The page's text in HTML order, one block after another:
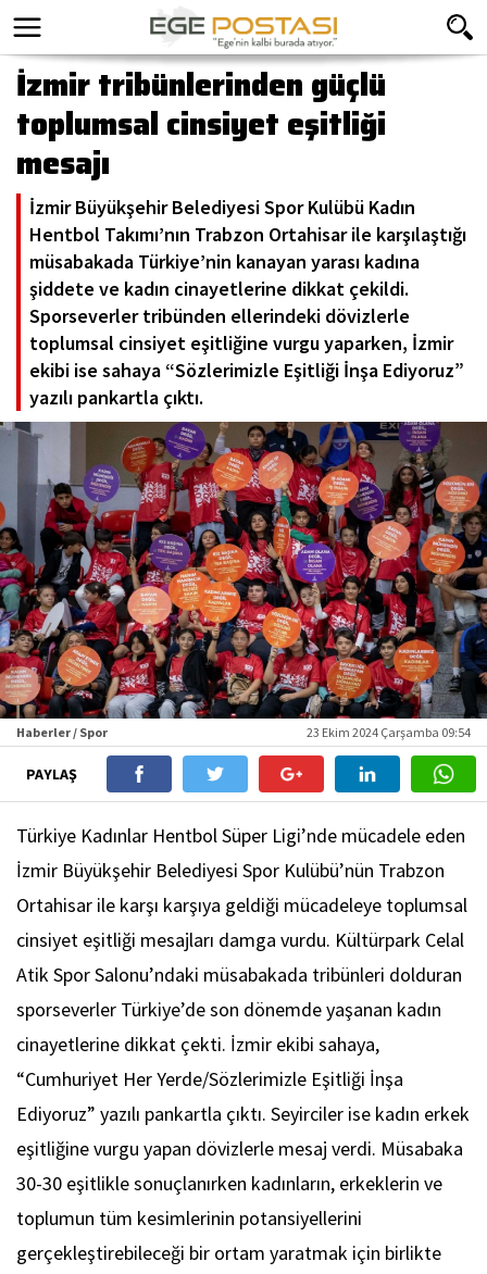
İzmir tribünlerinden güçlü
toplumsal cinsiyet eşitliği
mesajı
İzmir Büyükşehir Belediyesi Spor Kulübü Kadın
Hentbol Takımı’nın Trabzon Ortahisar ile karşılaştığı
müsabakada Türkiye’nin kanayan yarası kadına
şiddete ve kadın cinayetlerine dikkat çekildi.
Sporseverler tribünden ellerindeki dövizlerle
toplumsal cinsiyet eşitliğine vurgu yaparken, İzmir
ekibi ise sahaya “Sözlerimizle Eşitliği İnşa Ediyoruz”
yazılı pankartla çıktı.
Haberler / Spor 23 Ekim 2024 Çarşamba 09:54
PAYLAŞ
Türkiye Kadınlar Hentbol Süper Ligi’nde mücadele eden
İzmir Büyükşehir Belediyesi Spor Kulübü’nün Trabzon
Ortahisar ile karşı karşıya geldiği mücadeleye toplumsal
cinsiyet eşitliği mesajları damga vurdu. Kültürpark Celal
Atik Spor Salonu’ndaki müsabakada tribünleri dolduran
sporseverler Türkiye’de son dönemde yaşanan kadın
cinayetlerine dikkat çekti. İzmir ekibi sahaya,
“Cumhuriyet Her Yerde/Sözlerimizle Eşitliği İnşa
Ediyoruz” yazılı pankartla çıktı. Seyirciler ise kadın erkek
eşitliğine vurgu yapan dövizlerle mesaj verdi. Müsabaka
30-30 eşitlikle sonuçlanırken kadınların, erkeklerin ve
toplumun tüm kesimlerinin potansiyellerini
gerçekleştirebileceği bir ortam yaratmak için birlikte